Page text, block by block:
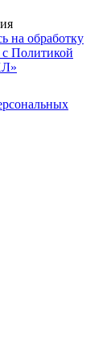
на обработку
Политикой